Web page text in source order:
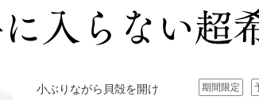
小ぶりながら貝殻を開け
期間限定